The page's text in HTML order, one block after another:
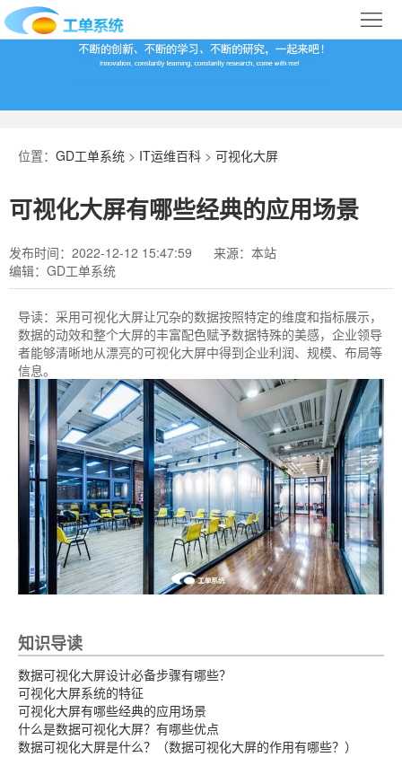
首
科
载
我
业
位置： GD工单系统 > IT运维百科 > 可视化大屏
可视化大屏有哪些经典的应用场景
发布时间：2022-12-12 15:47:59
来源：本站
编辑：GD工单系统
导读： 采用可视化大屏让冗杂的数据按照特定的维度和指标展示，
数据的动效和整个大屏的丰富配色赋予数据特殊的美感，企业领导
者能够清晰地从漂亮的可视化大屏中得到企业利润、规模、布局等
信息。
知识导读
数据可视化大屏设计必备步骤有哪些？
可视化大屏系统的特征
可视化大屏有哪些经典的应用场景
什么是数据可视化大屏？有哪些优点
数据可视化大屏是什么？（数据可视化大屏的作用有哪些？）